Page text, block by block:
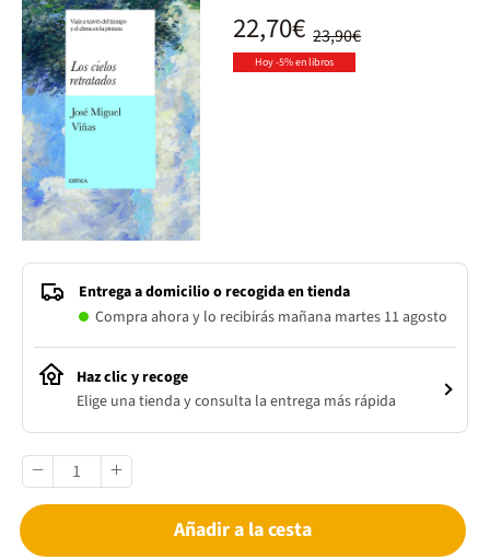
23,90€
22,70€
Hoy -5% en libros
Entrega a domicilio o recogida en tienda
Compra ahora y lo recibirás mañana martes 11 agosto
Haz clic y recoge
Elige una tienda y consulta la entrega más rápida
Añadir a la cesta